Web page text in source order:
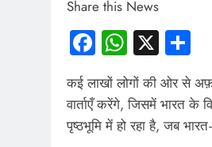
Share this News
Facebook
X
कई लाखों लोगों की ओर से
वार्ताएँ करेंगे, जिसमें भारत के
पृष्ठभूमि में हो रहा है, जब